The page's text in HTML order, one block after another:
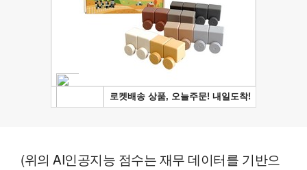
(위의 AI인공지능 점수는 재무 데이터를 기반으